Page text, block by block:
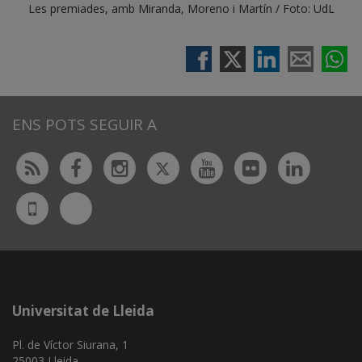
Les premiades, amb Miranda, Moreno i Martín / Foto: UdL
ENS POTS SEGUIR A
Rss FacebookInstagram
TwitterYoutubeFlickr
UdL
App
Bluesky
Universitat de Lleida
Pl. de Víctor Siurana, 1